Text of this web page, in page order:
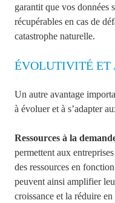
garantit que vos données
récupérables en cas de
catastrophe naturelle.
ÉVOLUTIVITÉ ET
Un autre avantage
à évoluer et à s’adapter
Ressources à la
permettent aux
des ressources en
peuvent ainsi amplifier
croissance et la réduire